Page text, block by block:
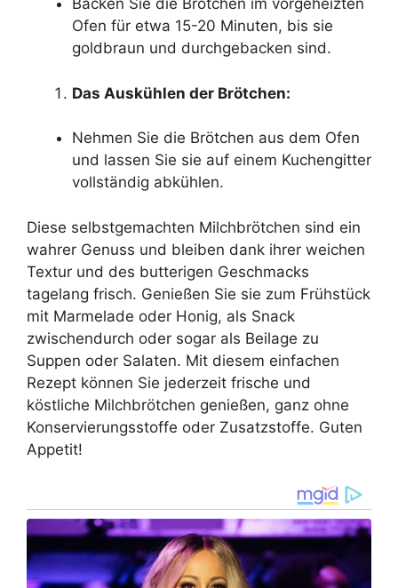
Backen Sie die Brötchen im vorgeheizten
Ofen für etwa 15-20 Minuten, bis sie
goldbraun und durchgebacken sind.
Das Auskühlen der Brötchen:
Nehmen Sie die Brötchen aus dem Ofen
und lassen Sie sie auf einem Kuchengitter
vollständig abkühlen.
Diese selbstgemachten Milchbrötchen sind ein
wahrer Genuss und bleiben dank ihrer weichen
Textur und des butterigen Geschmacks
tagelang frisch. Genießen Sie sie zum Frühstück
mit Marmelade oder Honig, als Snack
zwischendurch oder sogar als Beilage zu
Suppen oder Salaten. Mit diesem einfachen
Rezept können Sie jederzeit frische und
köstliche Milchbrötchen genießen, ganz ohne
Konservierungsstoffe oder Zusatzstoffe. Guten
Appetit!